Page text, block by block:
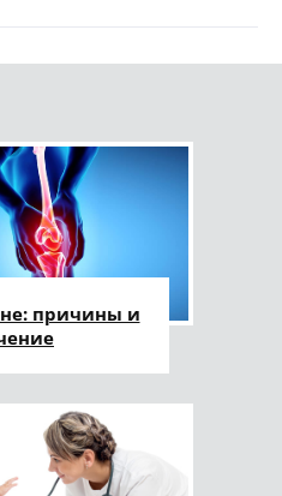
причины и